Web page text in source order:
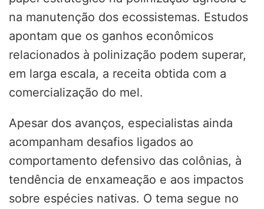
na manutenção dos ecossistemas. Estudos
apontam que os ganhos econômicos
relacionados à polinização podem superar,
em larga escala, a receita obtida com a
comercialização do mel.
Apesar dos avanços, especialistas ainda
acompanham desafios ligados ao
comportamento defensivo das colônias, à
tendência de enxameação e aos impactos
sobre espécies nativas. O tema segue no